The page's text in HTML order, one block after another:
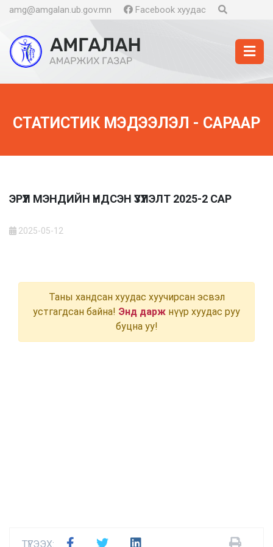
amg@amgalan.ub.gov.mn Facebook хуудас
СТАТИСТИК МЭДЭЭЛЭЛ - САРААР
ЭРҮҮЛ МЭНДИЙН ҮНДСЭН ҮЗҮҮЛЭЛТ 2025-2 САР
2025-05-12
ТҮГЭЭХ: